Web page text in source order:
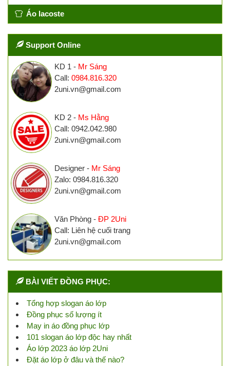
Áo lacoste
Support Online
KD 1 - Mr Sáng
Call: 0984.816.320
2uni.vn@gmail.com
KD 2 - Ms Hằng
Call: 0942.042.980
2uni.vn@gmail.com
Designer - Mr Sáng
Zalo: 0984.816.320
2uni.vn@gmail.com
Văn Phòng - ĐP 2Uni
Call: Liên hệ cuối trang
2uni.vn@gmail.com
BÀI VIẾT ĐỒNG PHỤC:
Tổng hợp slogan áo lớp
Đồng phục số lượng ít
May in áo đồng phục lớp
101 slogan áo lớp độc hay nhất
Áo lớp 2023 áo lớp 2Uni
Đặt áo lớp ở đâu và thế nào?